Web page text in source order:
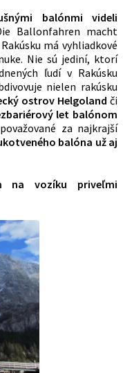
balónmi videli
Ballonfahren macht
má vyhliadkové
Nie sú jediní, ktorí
ľudí v Rakúsku
nielen rakúsku
ostrov Helgoland či
let balónom
za najkrajší
balóna už aj
na vozíku priveľmi